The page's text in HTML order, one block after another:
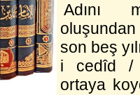
Adını
oluşundan
son beş
i cedîd /
ortaya